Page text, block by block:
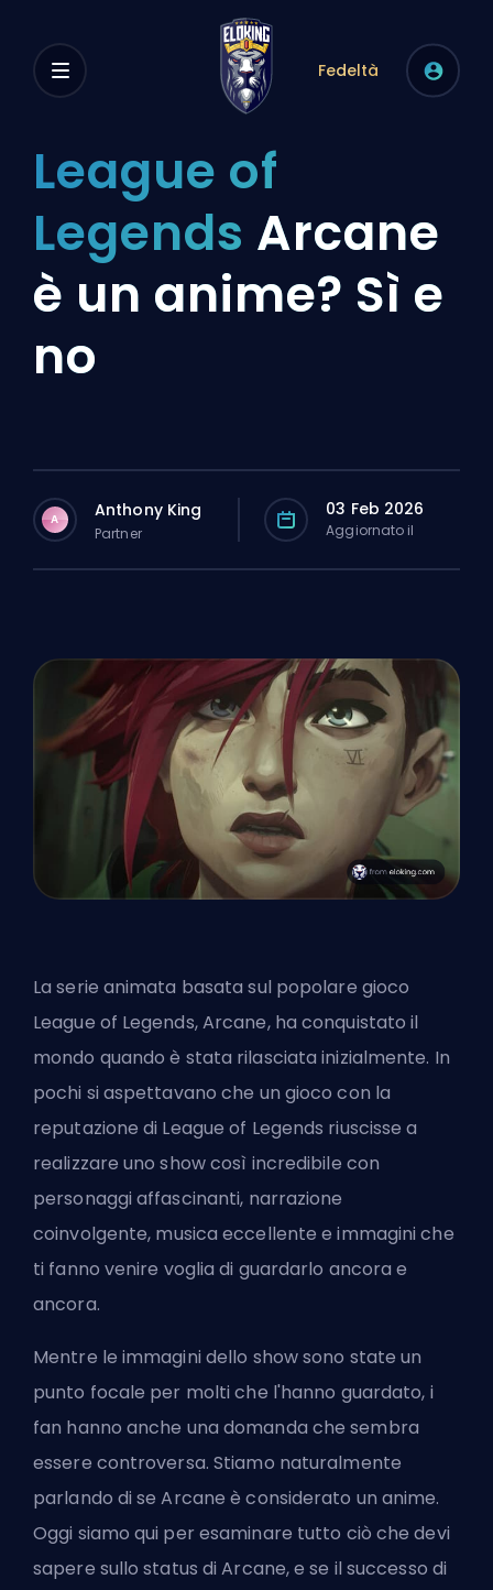
Fedeltà
League of
Legends Arcane
è un anime? Sì e
no
A Anthony King
Partner
03 Feb 2026
Aggiornato il
La serie animata basata sul popolare gioco
League of Legends, Arcane, ha conquistato il
mondo quando è stata rilasciata inizialmente. In
pochi si aspettavano che un gioco con la
reputazione di League of Legends riuscisse a
realizzare uno show così incredibile con
personaggi affascinanti, narrazione
coinvolgente, musica eccellente e immagini che
ti fanno venire voglia di guardarlo ancora e
ancora.
Mentre le immagini dello show sono state un
punto focale per molti che l'hanno guardato, i
fan hanno anche una domanda che sembra
essere controversa. Stiamo naturalmente
parlando di se Arcane è considerato un anime.
Oggi siamo qui per esaminare tutto ciò che devi
sapere sullo status di Arcane, e se il successo di